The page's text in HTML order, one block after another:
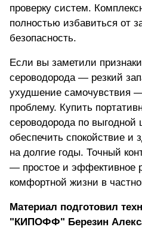
проверку систем.
полностью избавиться от
безопасность.
Если вы заметили
сероводорода — резкий
ухудшение самочувствия
проблему. Купить
сероводорода по выгодной
обеспечить спокойствие и
на долгие годы. Точный
— простое и эффективное
комфортной жизни в
Материал подготовил
"КИПОФФ" Березин